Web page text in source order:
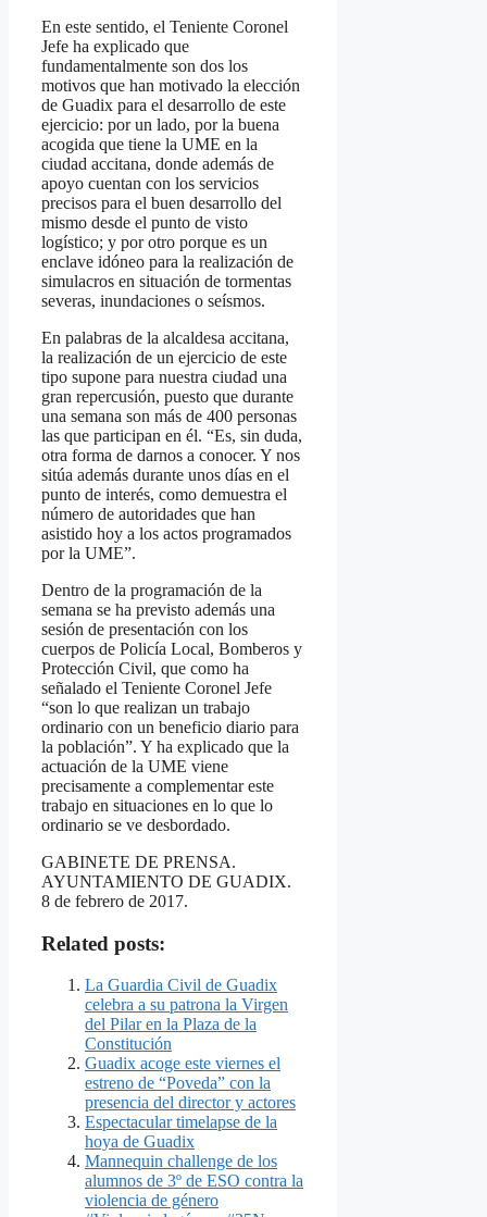
En este sentido, el Teniente Coronel
Jefe ha explicado que
fundamentalmente son dos los
motivos que han motivado la elección
de Guadix para el desarrollo de este
ejercicio: por un lado, por la buena
acogida que tiene la UME en la
ciudad accitana, donde además de
apoyo cuentan con los servicios
precisos para el buen desarrollo del
mismo desde el punto de visto
logístico; y por otro porque es un
enclave idóneo para la realización de
simulacros en situación de tormentas
severas, inundaciones o seísmos.
En palabras de la alcaldesa accitana,
la realización de un ejercicio de este
tipo supone para nuestra ciudad una
gran repercusión, puesto que durante
una semana son más de 400 personas
las que participan en él. “Es, sin duda,
otra forma de darnos a conocer. Y nos
sitúa además durante unos días en el
punto de interés, como demuestra el
número de autoridades que han
asistido hoy a los actos programados
por la UME”.
Dentro de la programación de la
semana se ha previsto además una
sesión de presentación con los
cuerpos de Policía Local, Bomberos y
Protección Civil, que como ha
señalado el Teniente Coronel Jefe
“son lo que realizan un trabajo
ordinario con un beneficio diario para
la población”. Y ha explicado que la
actuación de la UME viene
precisamente a complementar este
trabajo en situaciones en lo que lo
ordinario se ve desbordado.
GABINETE DE PRENSA.
AYUNTAMIENTO DE GUADIX.
8 de febrero de 2017.
Related posts:
La Guardia Civil de Guadix
celebra a su patrona la Virgen
del Pilar en la Plaza de la
Constitución
Guadix acoge este viernes el
estreno de “Poveda” con la
presencia del director y actores
Espectacular timelapse de la
hoya de Guadix
Mannequin challenge de los
alumnos de 3º de ESO contra la
violencia de género